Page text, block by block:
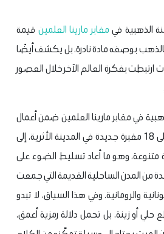
الذهبية في مقابر مارينا العلمين قيمة
بوصفه مادة نادرة، بل يكشف أيضًا
بفكرة العالم الآخر خلال العصور
في مقابر مارينا العلمين ضمن أعمال
حفائر أسفرت عن العثور على 18 مقبرة جديدة في المدينة الأثرية، إلى
متنوعة، وهو ما أعاد تسليط الضوء على
من المدن الساحلية القديمة التي جمعت
والرومانية. وفي هذا السياق، لا تبدو
أو زينة، بل تحمل دلالة رمزية أعمق،